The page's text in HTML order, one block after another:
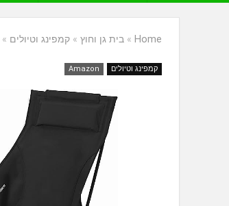
Home
» בית גן וחוץ » קמפינג וטיולים »
קמפינג וטיולים Amazon